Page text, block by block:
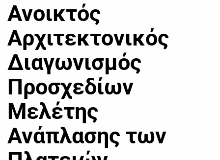
Ανοικτός
Αρχιτεκτονικός
Διαγωνισμός
Προσχεδίων
Μελέτης
Ανάπλασης των